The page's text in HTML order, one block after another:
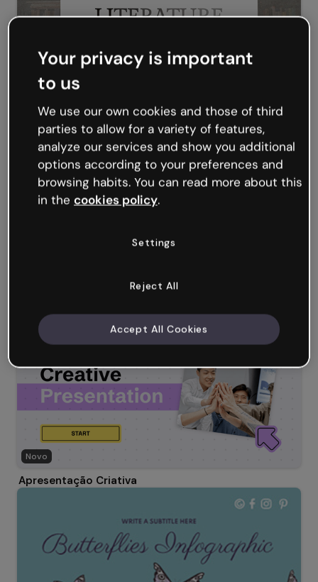
Apresentação Literatura
Novo
Apresentação Criativa
Your privacy is important
to us
We use our own cookies and those of third
parties to allow for a variety of features,
analyze our services and show you additional
options according to your preferences and
browsing habits. You can read more about this
in the cookies policy.
Settings
Reject All
Accept All Cookies